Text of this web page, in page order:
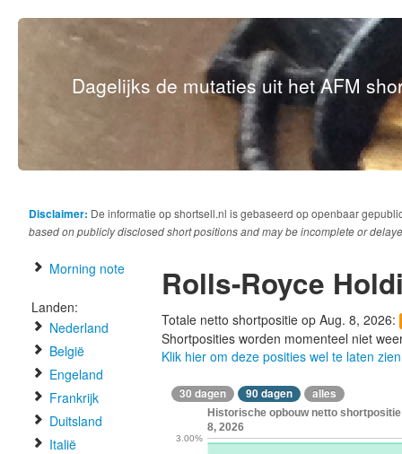
Dagelijks de mutaties uit het AFM
Disclaimer: De informatie op shortsell.nl is gebaseerd op openbaar
based on publicly disclosed short positions and may be incomplete or
Morning note
Landen:
Nederland
België
Engeland
Frankrijk
Duitsland
Italië
Rolls-Royce
Totale netto shortpositie op Aug. 8, 2026:
Shortposities worden momenteel niet
Klik hier om deze posities wel te laten zien
30 dagen 90 dagen alles
Historische opbouw netto
8, 2026
3.00%